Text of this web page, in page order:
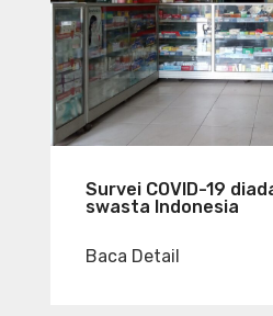
Survei COVID-19
swasta Indonesia
Baca Detail